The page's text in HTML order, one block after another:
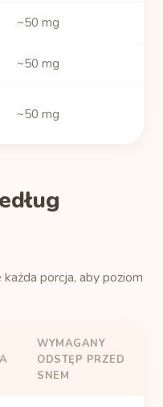
~50 mg
~50 mg
~50 mg
porcja, aby poziom
WYMAGANY
ODSTĘP PRZED
SNEM